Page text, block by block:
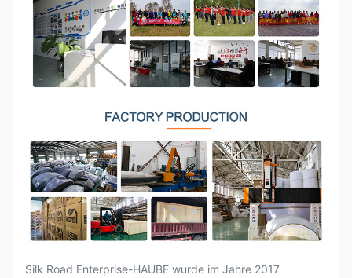
Silk Road Enterprise-HAUBE wurde im Jahre 2017